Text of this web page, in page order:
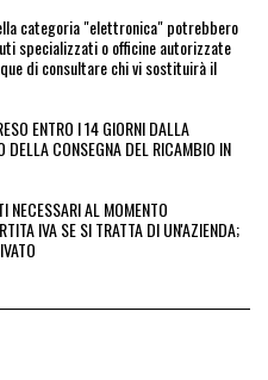
categoria "elettronica" potrebbero
specializzati o officine autorizzate
di consultare chi vi sostituirà il
ENTRO I 14 GIORNI DALLA
DELLA CONSEGNA DEL RICAMBIO IN
NECESSARI AL MOMENTO
IVA SE SI TRATTA DI UN'AZIENDA;